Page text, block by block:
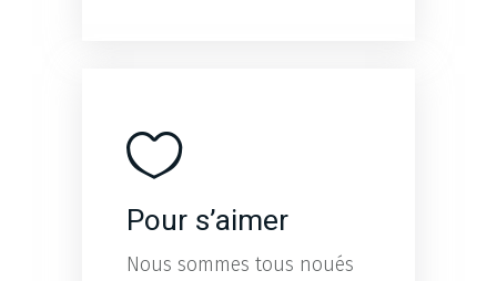
Pour s’aimer
Nous sommes tous noués